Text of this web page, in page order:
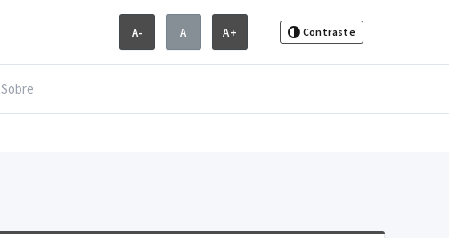
A- A A+ Contraste
Sobre